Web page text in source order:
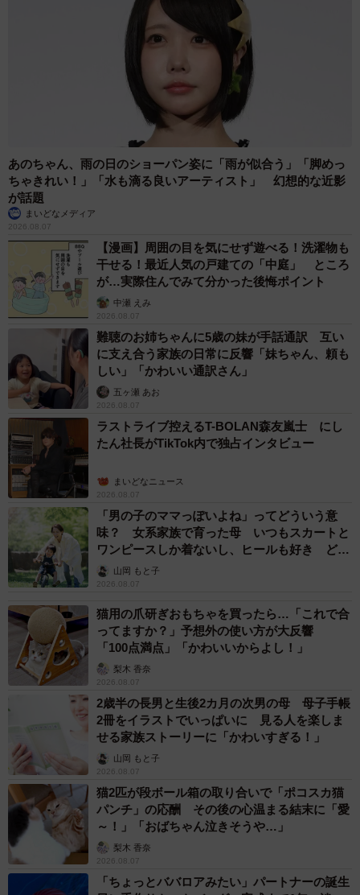
あのちゃん、雨の日のショーパン姿に「雨が似合う」「脚めっ
ちゃきれい！」「水も滴る良いアーティスト」 幻想的な近影
が話題
まいどなメディア
2026.08.07
【漫画】周囲の目を気にせず遊べる！洗濯物も
干せる！最近人気の戸建ての「中庭」 ところ
が…実際住んでみて分かった後悔ポイント
中瀬 えみ
2026.08.07
難聴のお姉ちゃんに5歳の妹が手話通訳 互い
に支え合う家族の日常に反響「妹ちゃん、頼も
しい」「かわいい通訳さん」
五ヶ瀬 あお
2026.08.07
ラストライブ控えるT-BOLAN森友嵐士 にし
たん社長がTikTok内で独占インタビュー
まいどなニュース
2026.08.07
「男の子のママっぽいよね」ってどういう意
味？ 女系家族で育った母 いつもスカートと
ワンピースしか着ないし、ヒールも好き どの
へんが…
山岡 もと子
2026.08.07
猫用の爪研ぎおもちゃを買ったら…「これで合
ってますか？」予想外の使い方が大反響
「100点満点」「かわいいからよし！」
梨木 香奈
2026.08.07
2歳半の長男と生後2カ月の次男の母 母子手帳
2冊をイラストでいっぱいに 見る人を楽しま
せる家族ストーリーに「かわいすぎる！」
山岡 もと子
2026.08.07
猫2匹が段ボール箱の取り合いで「ポコスカ猫
パンチ」の応酬 その後の心温まる結末に「愛
～！」「おばちゃん泣きそうや…」
梨木 香奈
2026.08.07
「ちょっとババロアみたい」パートナーの誕生